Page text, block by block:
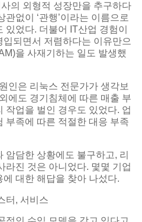
의 외형적 성장만을 추구하다
없이 ‘관행’이라는 이름으로
었다. 더불어 IT산업 경험이
되면서 저렴하다는 이유만으
을 사재기하는 일도 발생했
인은 리눅스 전문가가 생각보
에도 경기침체에 따른 매출 부
작업을 벌인 경우도 있었다. 업
부족에 따른 적절한 대응 부족
암담한 상황에도 불구하고, 리
라진 것은 아니었다. 몇몇 기업
대한 해답을 찾아 나섰다.
터, 서비스